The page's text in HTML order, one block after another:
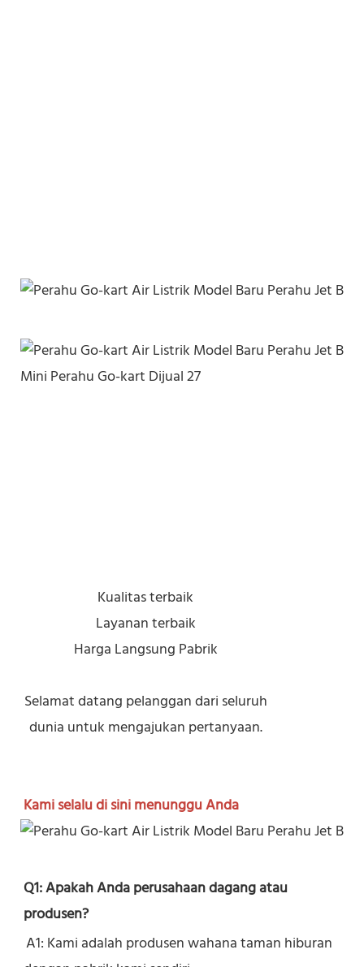
Kualitas terbaik
Layanan terbaik
Harga Langsung Pabrik
Selamat datang pelanggan dari seluruh
dunia untuk mengajukan pertanyaan.
Kami selalu di sini menunggu Anda
Q1: Apakah Anda perusahaan dagang atau
produsen?
A1: Kami adalah produsen wahana taman hiburan